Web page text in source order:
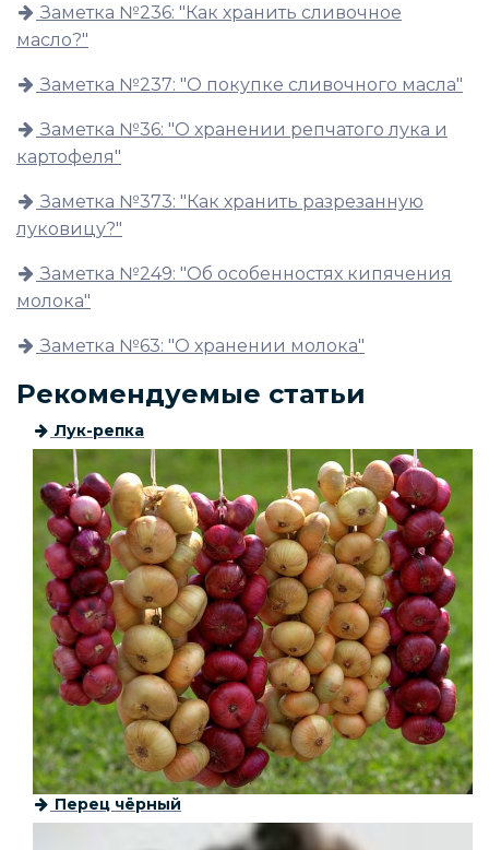
Заметка №236: "Как хранить сливочное
масло?"
Заметка №237: "О покупке сливочного масла"
Заметка №36: "О хранении репчатого лука и
картофеля"
Заметка №373: "Как хранить разрезанную
луковицу?"
Заметка №249: "Об особенностях кипячения
молока"
Заметка №63: "О хранении молока"
Рекомендуемые статьи
Лук-репка
Перец чёрный